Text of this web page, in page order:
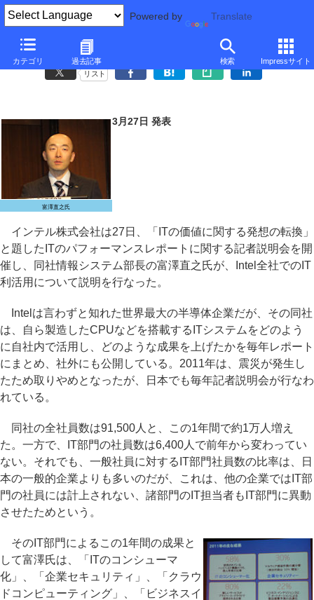
Powered by Translate
カテゴリ 過去記事 検索 Impressサイト
Intel、社内での個人所有のスマートフォン活用で生産性を向上
リスト
富澤直之氏
3月27日 発表
インテル株式会社は27日、「ITの価値に関する発想の転換」
と題したITのパフォーマンスレポートに関する記者説明会を開
催し、同社情報システム部長の富澤直之氏が、Intel全社でのIT
利活用について説明を行なった。
Intelは言わずと知れた世界最大の半導体企業だが、その同社
は、自ら製造したCPUなどを搭載するITシステムをどのよう
に自社内で活用し、どのような成果を上げたかを毎年レポート
にまとめ、社外にも公開している。2011年は、震災が発生し
たため取りやめとなったが、日本でも毎年記者説明会が行なわ
れている。
同社の全社員数は91,500人と、この1年間で約1万人増え
た。一方で、IT部門の社員数は6,400人で前年から変わってい
ない。それでも、一般社員に対するIT部門社員数の比率は、日
本の一般的企業よりも多いのだが、これは、他の企業ではIT部
門の社員には計上されない、諸部門のIT担当者もIT部門に異動
させたためという。
そのIT部門によるこの1年間の成果と
して富澤氏は、「ITのコンシューマ
化」、「企業セキュリティ」、「クラウ
ドコンピューティング」、「ビジネスイ